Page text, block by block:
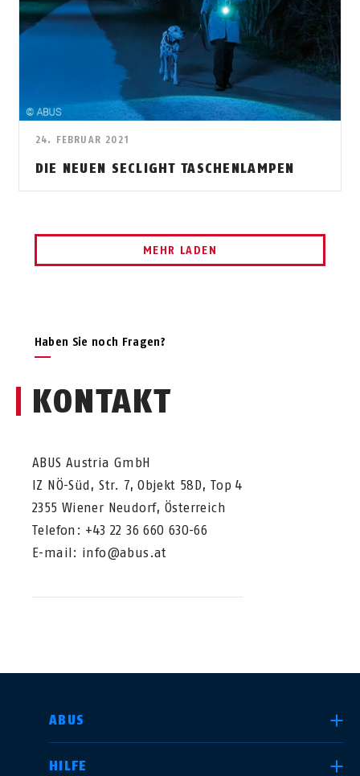
24. FEBRUAR 2021
DIE NEUEN SECLIGHT TASCHENLAMPEN
MEHR LADEN
Haben Sie noch Fragen?
KONTAKT
ABUS Austria GmbH
IZ NÖ-Süd, Str. 7, Objekt 58D, Top 4
2355 Wiener Neudorf, Österreich
Telefon: +43 22 36 660 630-66
E-mail: info@abus.at
ABUS
HILFE
LAND AUSWÄHLEN